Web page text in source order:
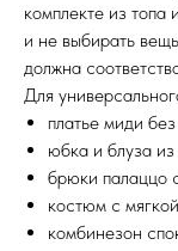
комплекте из
и не выбирать
должна
Для
платье миди
юбка и блуза
брюки палаццо
костюм с
комбинезон